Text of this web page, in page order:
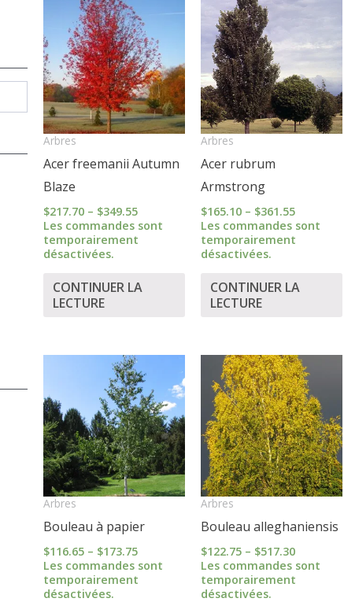
Arbres
Acer freemanii Autumn
Blaze
$217.70 – $349.55
range:
$217.70
through
$349.55
Les commandes sont
temporairement
désactivées.
CONTINUER LA
LECTURE
Arbres
Acer rubrum
Armstrong
$165.10 – $361.55
through
Les commandes sont
temporairement
désactivées.
CONTINUER LA
LECTURE
Arbres
Bouleau à papier
$116.65 – $173.75
Price
range:
$116.65
through
$173.75
Les commandes sont
temporairement
désactivées.
Arbres
Bouleau alleghaniensis
$122.75 – $517.30
Price
range:
$122.75
through
$517.30
Les commandes sont
temporairement
désactivées.